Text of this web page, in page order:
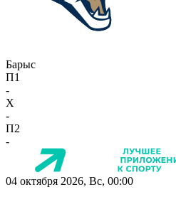
Барыс
П1
-
X
-
П2
-
04 октября 2026, Вс, 00:00